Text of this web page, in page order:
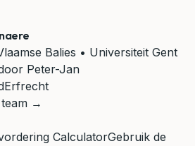
Balies • Universiteit Gent
Peter-Jan
Erfrecht
→
CalculatorGebruik de